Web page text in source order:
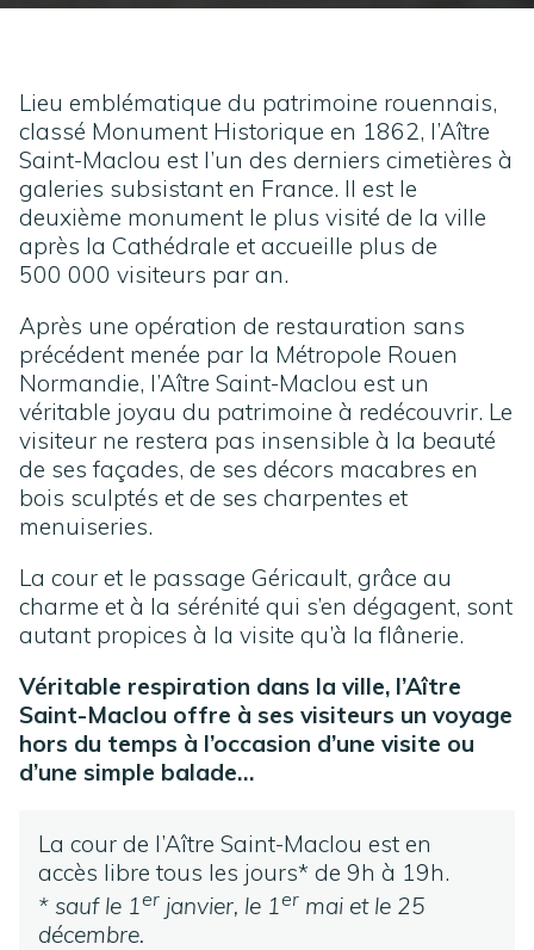
Lieu emblématique du patrimoine rouennais,
classé Monument Historique en 1862, l’Aître
Saint-Maclou est l’un des derniers cimetières à
galeries subsistant en France. Il est le
deuxième monument le plus visité de la ville
après la Cathédrale et accueille plus de
500 000 visiteurs par an.
Après une opération de restauration sans
précédent menée par la Métropole Rouen
Normandie, l’Aître Saint-Maclou est un
véritable joyau du patrimoine à redécouvrir. Le
visiteur ne restera pas insensible à la beauté
de ses façades, de ses décors macabres en
bois sculptés et de ses charpentes et
menuiseries.
La cour et le passage Géricault, grâce au
charme et à la sérénité qui s’en dégagent, sont
autant propices à la visite qu’à la flânerie.
Véritable respiration dans la ville, l’Aître
Saint-Maclou offre à ses visiteurs un voyage
hors du temps à l’occasion d’une visite ou
d’une simple balade…
La cour de l’Aître Saint-Maclou est en
accès libre tous les jours* de 9h à 19h.
* sauf le 1er janvier, le 1er mai et le 25
décembre.